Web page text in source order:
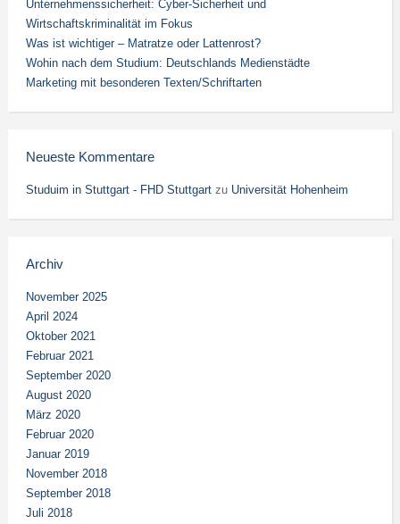
Unternehmenssicherheit: Cyber-Sicherheit und
Wirtschaftskriminalität im Fokus
Was ist wichtiger – Matratze oder Lattenrost?
Wohin nach dem Studium: Deutschlands Medienstädte
Marketing mit besonderen Texten/Schriftarten
Neueste Kommentare
Studuim in Stuttgart - FHD Stuttgartzu Universität Hohenheim
Archiv
November 2025
April 2024
Oktober 2021
Februar 2021
September 2020
August 2020
März 2020
Februar 2020
Januar 2019
November 2018
September 2018
Juli 2018